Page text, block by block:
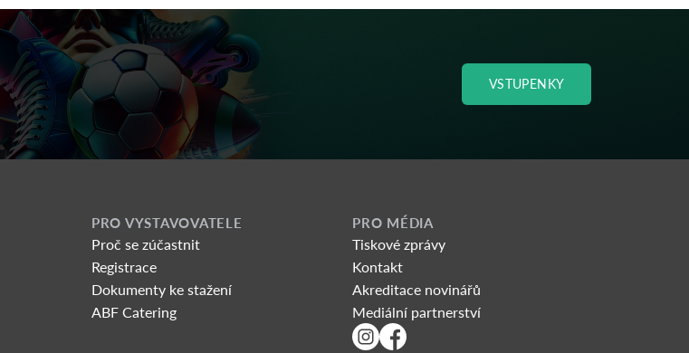
VSTUPENKY
PRO VYSTAVOVATELE
Proč se zúčastnit
Registrace
Dokumenty ke stažení
ABF Catering
PRO MÉDIA
Tiskové zprávy
Kontakt
Akreditace novinářů
Mediální partnerství